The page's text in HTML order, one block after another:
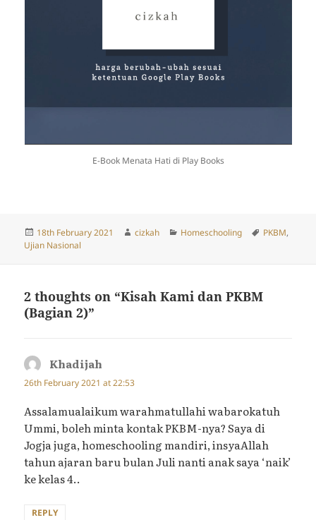
E-Book Menata Hati di Play Books
Posted
on
18th February 2021 Author
cizkah Categories
Homeschooling Tags
PKBM,
Ujian Nasional
2 thoughts on “Kisah Kami dan PKBM
(Bagian 2)”
Khadijah
26th February 2021 at 22:53
Assalamualaikum warahmatullahi wabarokatuh
Ummi, boleh minta kontak PKBM-nya? Saya di
Jogja juga, homeschooling mandiri, insyaAllah
tahun ajaran baru bulan Juli nanti anak saya ‘naik’
ke kelas 4..
REPLY